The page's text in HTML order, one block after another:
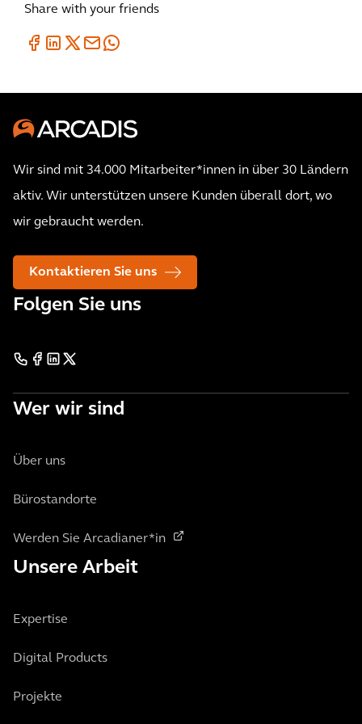
Share with your friends
Wir sind mit 34.000 Mitarbeiter*innen in über 30 Ländern
aktiv. Wir unterstützen unsere Kunden überall dort, wo
wir gebraucht werden.
Kontaktieren Sie uns
Folgen Sie uns
Wer wir sind
Über uns
Bürostandorte
Werden Sie Arcadianer*in
Unsere Arbeit
Expertise
Digital Products
Projekte